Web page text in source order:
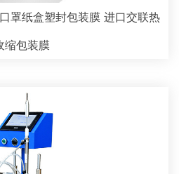
罩纸盒塑封包装膜 进口交联热
缩包装膜